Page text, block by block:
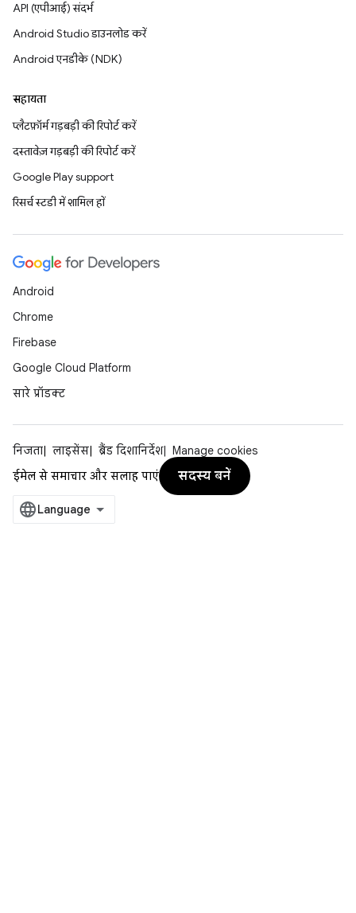
API (एपीआई) संदर्भ
Android Studio डाउनलोड करें
Android एनडीके (NDK)
सहायता
प्लैटफ़ॉर्म गड़बड़ी की रिपोर्ट करें
दस्तावेज़ गड़बड़ी की रिपोर्ट करें
Google Play support
रिसर्च स्टडी में शामिल हों
Android
Chrome
Firebase
Google Cloud Platform
सारे प्रॉडक्ट
निजता लाइसेंस ब्रैंड दिशानिर्देश
Manage cookies
ईमेल से समाचार और सलाह पाएं
सदस्य बनें